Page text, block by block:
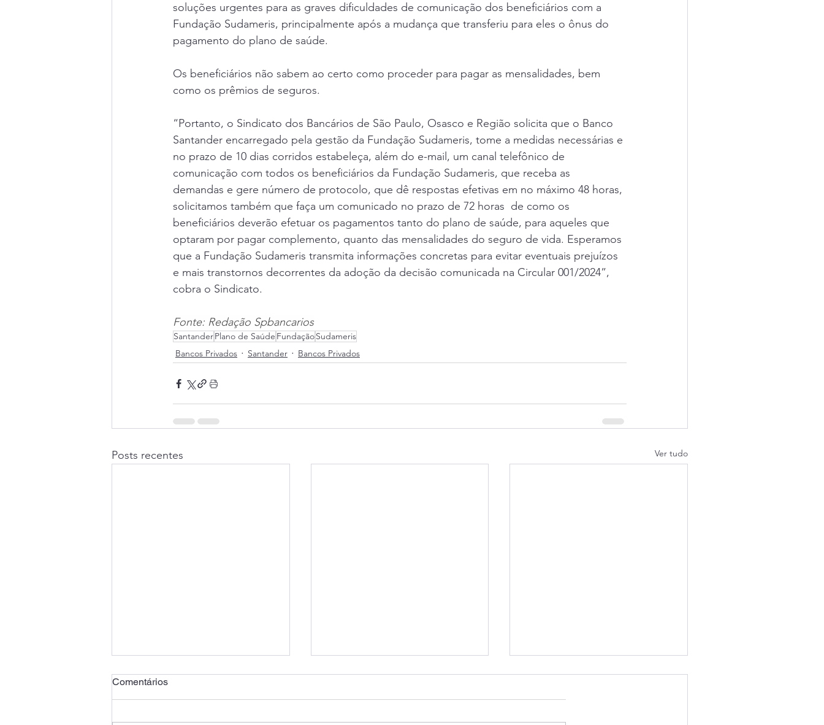
soluções urgentes para as graves dificuldades de comunicação dos beneficiários com a
Fundação Sudameris, principalmente após a mudança que transferiu para eles o ônus do
pagamento do plano de saúde.
Os beneficiários não sabem ao certo como proceder para pagar as mensalidades, bem
como os prêmios de seguros.
“Portanto, o Sindicato dos Bancários de São Paulo, Osasco e Região solicita que o Banco
Santander encarregado pela gestão da Fundação Sudameris, tome a medidas necessárias e
no prazo de 10 dias corridos estabeleça, além do e-mail, um canal telefônico de
comunicação com todos os beneficiários da Fundação Sudameris, que receba as
demandas e gere número de protocolo, que dê respostas efetivas em no máximo 48 horas,
solicitamos também que faça um comunicado no prazo de 72 horas  de como os
beneficiários deverão efetuar os pagamentos tanto do plano de saúde, para aqueles que
optaram por pagar complemento, quanto das mensalidades do seguro de vida. Esperamos
que a Fundação Sudameris transmita informações concretas para evitar eventuais prejuízos
e mais transtornos decorrentes da adoção da decisão comunicada na Circular 001/2024”,
cobra o Sindicato.
Fonte: Redação Spbancarios
SantanderPlano de Saúde FundaçãoSudameris
Bancos Privados
Santander Bancos Privados
Posts recentes Ver tudo
Comentários